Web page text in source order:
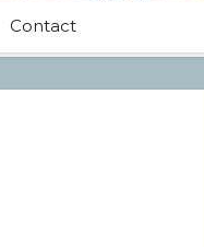
Contact